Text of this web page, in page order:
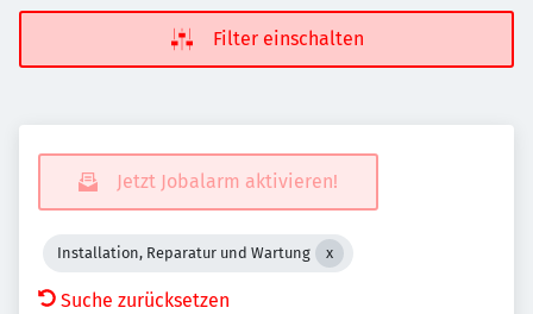
Filter einschalten
Jetzt Jobalarm aktivieren!
Installation, Reparatur und Wartung
Suche zurücksetzen